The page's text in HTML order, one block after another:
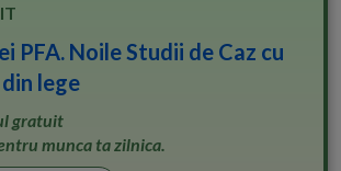
PFA. Noile Studii de Caz cu
lege
gratuit
munca ta zilnica.